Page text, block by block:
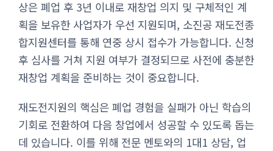
상은 폐업 후 3년 이내로 재창업 의지 및 구체적인 계
획을 보유한 사업자가 우선 지원되며, 소진공 재도전종
합지원센터를 통해 연중 상시 접수가 가능합니다. 신청
후 심사를 거쳐 지원 여부가 결정되므로 사전에 충분한
재창업 계획을 준비하는 것이 중요합니다.
재도전지원의 핵심은 폐업 경험을 실패가 아닌 학습의
기회로 전환하여 다음 창업에서 성공할 수 있도록 돕는
데 있습니다. 이를 위해 전문 멘토와의 1대1 상담, 업